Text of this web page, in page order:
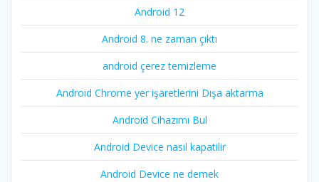
Android 12
Android 8. ne zaman çıktı
android çerez temizleme
Android Chrome yer işaretlerini Dışa aktarma
Android Cihazımı Bul
Android Device nasıl kapatilir
Android Device ne demek